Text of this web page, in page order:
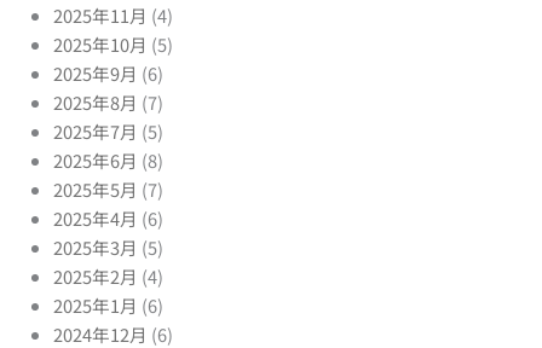
2025年11月 (4)
2025年10月 (5)
2025年9月 (6)
2025年8月 (7)
2025年7月 (5)
2025年6月 (8)
2025年5月 (7)
2025年4月 (6)
2025年3月 (5)
2025年2月 (4)
2025年1月 (6)
2024年12月 (6)